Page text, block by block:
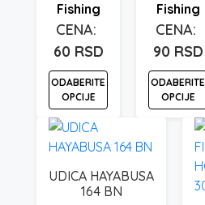
Fishing
60 RSD
ODABERITE
OPCIJE
Ovaj
proizvod
više
Fishing
90 RSD
ODABERITE
OPCIJE
proizvod
više
UDICA HAYABUSA
164 BN